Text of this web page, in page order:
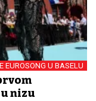
EUROSONG U BASELU
nizu